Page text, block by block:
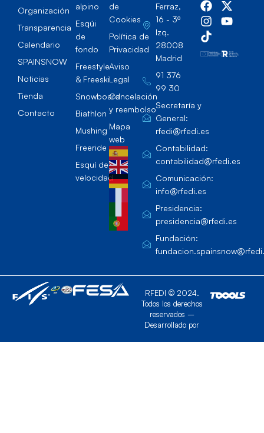
Organización
Transparencia
Calendario
SPAINSNOW
Noticias
Tienda
Contacto
alpino
Esqúi
de
fondo
Freestyle
& Freeski
Snowboard
Biathlon
Mushing
Freeride
Esquí de
velocidad
de
Cookies
Política de
Privacidad
Aviso
Legal
Cancelación
y reembolso
Mapa
web
Ferraz,
16 - 3º
Izq.
28008
Madrid
91 376
99 30
Secretaría y
General:
rfedi@rfedi.es
Contabilidad:
contabilidad@rfedi.es
Comunicación:
info@rfedi.es
Presidencia:
presidencia@rfedi.es
Fundación:
RFEDI © 2024.
Todos los derechos
reservados –
Desarrollado por